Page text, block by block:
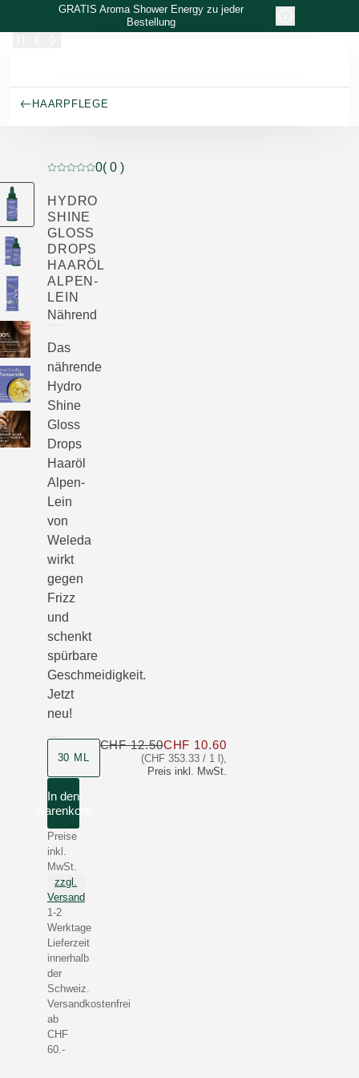
Zum Hauptinhalt wechseln
GRATIS Aroma Shower Energy zu jeder
Bestellung
HAARPFLEGE
Aktuelle Bewertung: 0 von 5 Sternen bewertet von 0
0( 0 )
HYDRO
SHINE
GLOSS
DROPS
HAARÖL
ALPEN-
LEIN
Nährend
Das
nährende
Hydro
Shine
Gloss
Drops
Haaröl
Alpen-
Lein
von
Weleda
wirkt
gegen
Frizz
und
schenkt
spürbare
Geschmeidigkeit.
Jetzt
neu!
Produktgrösse
30 ML (CHF 353.33 / 1 l),
Preis inkl. MwSt.
CHF 12.50CHF 10.60Nur CHF 10.60 statt
In den
Warenkorb
Preise
inkl.
MwSt.
zzgl.
Versand
1-2
Werktage
Lieferzeit
innerhalb
der
Schweiz.
Versandkostenfrei
ab
CHF
60.-